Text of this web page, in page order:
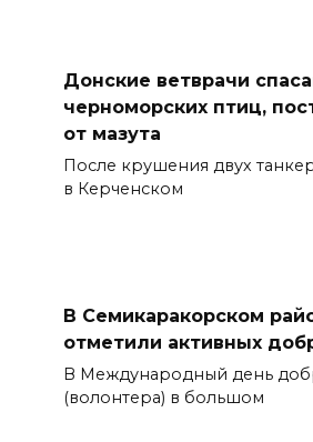
Донские ветврачи
черноморских птиц,
от мазута
После крушения двух
в Керченском
В Семикаракорском
отметили активных
В Международный день
(волонтера) в большом